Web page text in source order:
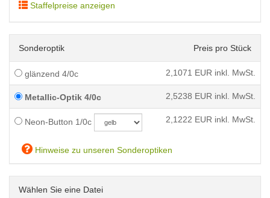
Staffelpreise anzeigen
Sonderoptik Preis pro Stück
glänzend 4/0c 2,1071 EUR inkl. MwSt.
Metallic-Optik 4/0c 2,5238 EUR inkl. MwSt.
Neon-Button 1/0c 2,1222 EUR inkl. MwSt.
Hinweise zu unseren Sonderoptiken
Wählen Sie eine Datei